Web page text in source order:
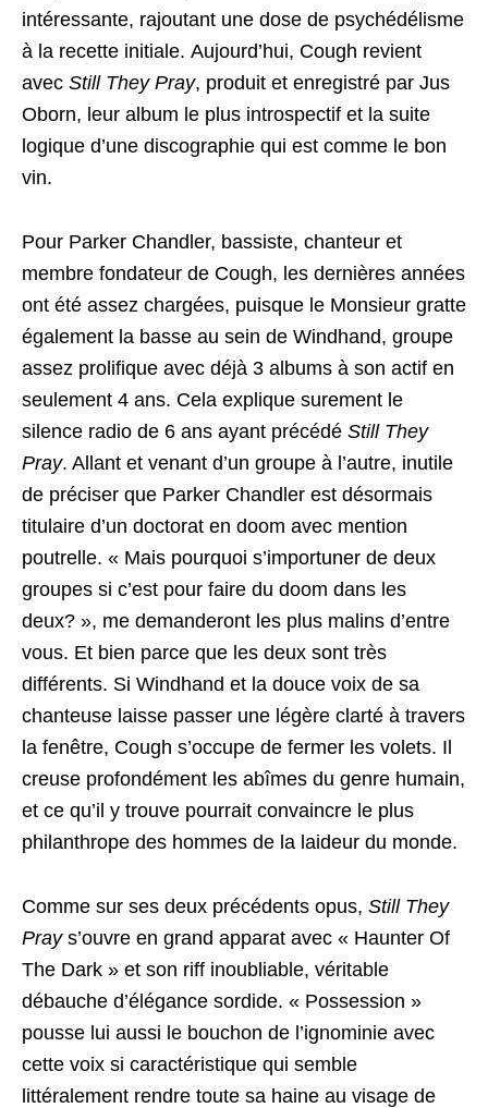
intéressante, rajoutant une dose de psychédélisme
à la recette initiale. Aujourd’hui, Cough revient
avec Still They Pray, produit et enregistré par Jus
Oborn, leur album le plus introspectif et la suite
logique d’une discographie qui est comme le bon
vin.
Pour Parker Chandler, bassiste, chanteur et
membre fondateur de Cough, les dernières années
ont été assez chargées, puisque le Monsieur gratte
également la basse au sein de Windhand, groupe
assez prolifique avec déjà 3 albums à son actif en
seulement 4 ans. Cela explique surement le
silence radio de 6 ans ayant précédé Still They
Pray. Allant et venant d’un groupe à l’autre, inutile
de préciser que Parker Chandler est désormais
titulaire d’un doctorat en doom avec mention
poutrelle. « Mais pourquoi s’importuner de deux
groupes si c’est pour faire du doom dans les
deux? », me demanderont les plus malins d’entre
vous. Et bien parce que les deux sont très
différents. Si Windhand et la douce voix de sa
chanteuse laisse passer une légère clarté à travers
la fenêtre, Cough s’occupe de fermer les volets. Il
creuse profondément les abîmes du genre humain,
et ce qu’il y trouve pourrait convaincre le plus
philanthrope des hommes de la laideur du monde.
Comme sur ses deux précédents opus, Still They
Prays’ouvre en grand apparat avec « Haunter Of
The Dark » et son riff inoubliable, véritable
débauche d’élégance sordide. « Possession »
pousse lui aussi le bouchon de l’ignominie avec
cette voix si caractéristique qui semble
littéralement rendre toute sa haine au visage de